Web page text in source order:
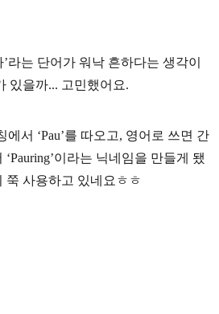
라는 단어가 워낙 흔하다는 생각이
있을까... 고민했어요.
에서 ‘Pau’를 따오고, 영어로 쓰면 간
‘Pauring’이라는 닉네임을 만들게 됐
쭉 사용하고 있네요ㅎㅎ